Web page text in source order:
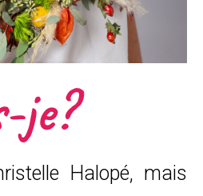
je?
Halopé, mais